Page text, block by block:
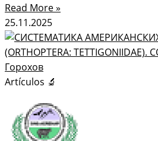
Read More »
25.11.2025
Artículos 🔬